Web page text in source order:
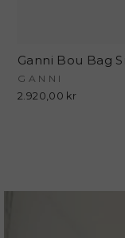
GANNI
2.920,00 kr